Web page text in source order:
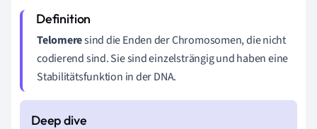
Telomeresind die Enden der Chromosomen, die nicht
codierend sind. Sie sind einzelsträngig und haben eine
Stabilitätsfunktion in der DNA.